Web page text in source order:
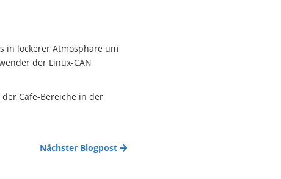
in lockerer Atmosphäre um
der Linux-CAN
Cafe-Bereiche in der
Nächster Blogpost